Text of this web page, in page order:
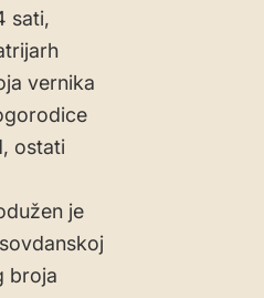
sati,
vernika
ostati
je
broja